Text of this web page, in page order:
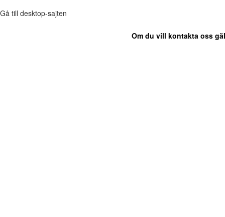
Gå till desktop-sajten
Om du vill kontakta oss